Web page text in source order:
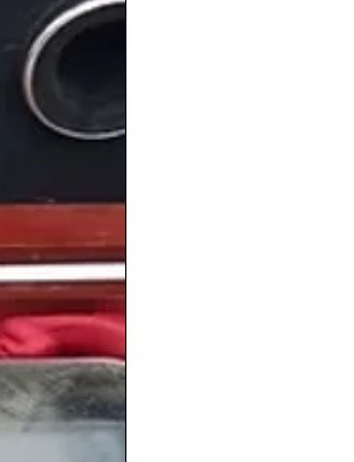
, el torero
Cavill, la
de la cosecha